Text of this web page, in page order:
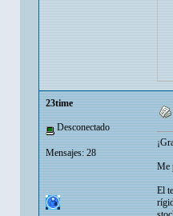
23time
Desconectado
Mensajes: 28
Me
El